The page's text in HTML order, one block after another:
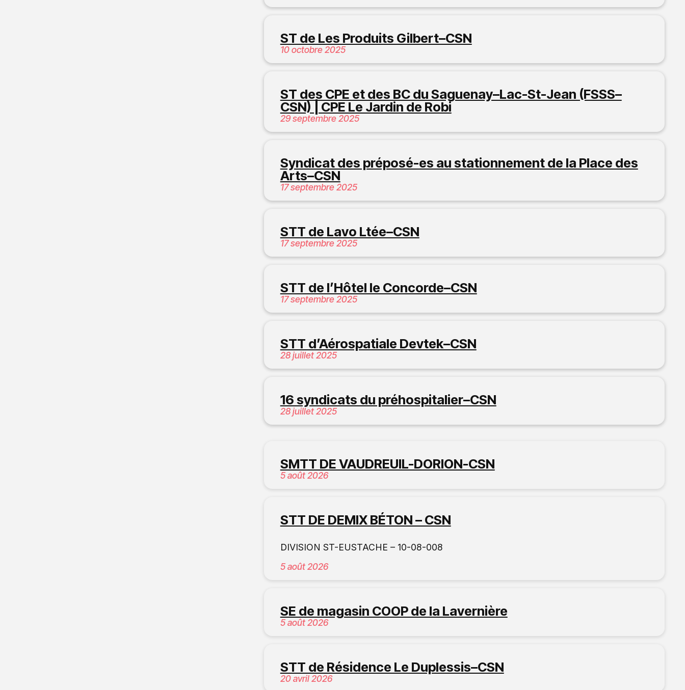
ST de Les Produits Gilbert–CSN
10 octobre 2025
ST des CPE et des BC du Saguenay–Lac-St-Jean (FSSS–
CSN) | CPE Le Jardin de Robi
29 septembre 2025
Syndicat des préposé-es au stationnement de la Place des
Arts–CSN
17 septembre 2025
STT de Lavo Ltée–CSN
17 septembre 2025
STT de l’Hôtel le Concorde–CSN
17 septembre 2025
STT d’Aérospatiale Devtek–CSN
28 juillet 2025
16 syndicats du préhospitalier–CSN
28 juillet 2025
SMTT DE VAUDREUIL-DORION-CSN
5 août 2026
STT DE DEMIX BÉTON – CSN
DIVISION ST-EUSTACHE – 10-08-008
5 août 2026
SE de magasin COOP de la Lavernière
5 août 2026
STT de Résidence Le Duplessis–CSN
20 avril 2026